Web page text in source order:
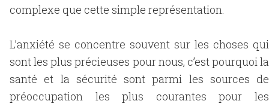
complexe que cette simple représentation.
L’anxiété se concentre souvent sur les choses qui
sont les plus précieuses pour nous, c’est pourquoi la
santé et la sécurité sont parmi les sources de
préoccupation les plus courantes pour les